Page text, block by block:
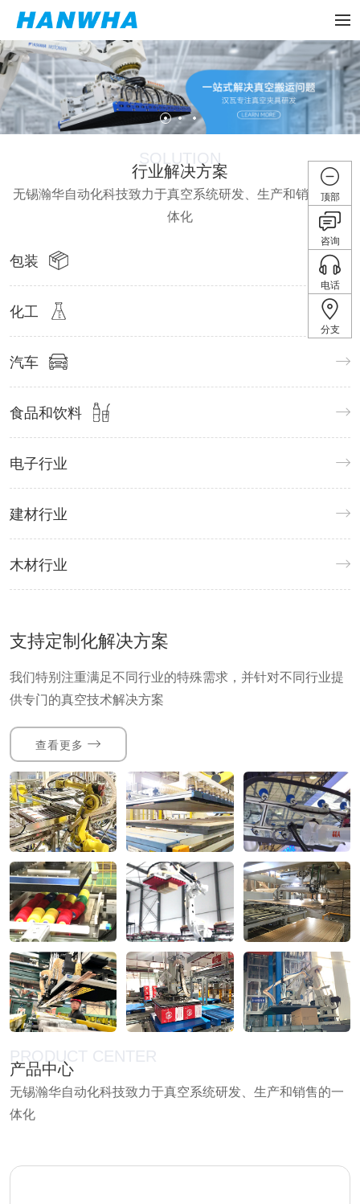
行业解决方案
SOLUTION
无锡瀚华自动化科技致力于真空系统研发、生产和销售的一
体化
包装
化工
汽车
食品和饮料
电子行业
建材行业
木材行业
支持定制化解决方案
我们特别注重满足不同行业的特殊需求，并针对不同行业提
供专门的真空技术解决方案
查看更多
产品中心
PRODUCT CENTER
无锡瀚华自动化科技致力于真空系统研发、生产和销售的一
体化
顶部
咨询
电话
分支